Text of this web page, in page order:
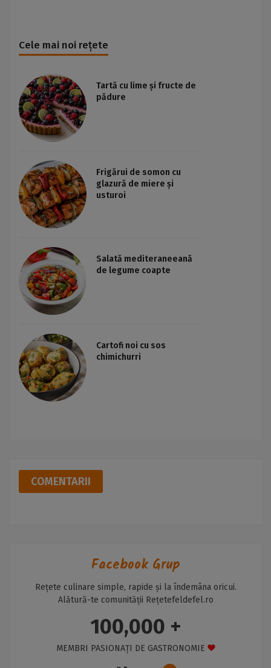
Cele mai noi rețete
Tartă cu lime și fructe de
pădure
Frigărui de somon cu
glazură de miere și
usturoi
Salată mediteraneeană
de legume coapte
Cartofi noi cu sos
chimichurri
COMENTARII
Facebook Grup
Rețete culinare simple, rapide și la îndemâna oricui.
Alătură-te comunității Rețetefeldefel.ro
100,000 +
MEMBRI PASIONAȚI DE GASTRONOMIE